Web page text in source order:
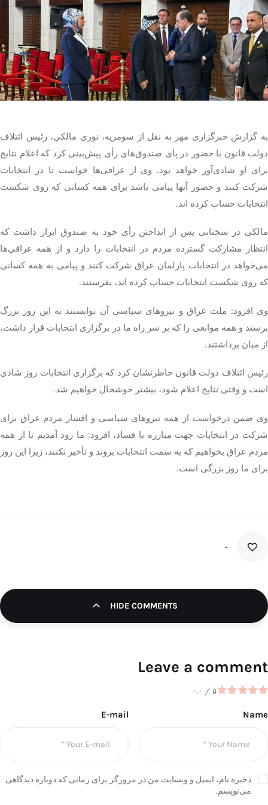
تک کده
پایگاه خبری آبان
خرید موتور ایمپلنت
به گزارش خبرگزاری مهر به نقل از سومریه، نوری مالکی، رئیس ائتلاف
دولت قانون با حضور در پای صندوق‌های رأی پیش‌بینی کرد که اعلام نتایج
برای او شادی‌آور خواهد بود. وی از عراقی‌ها خواست تا در انتخابات
شرکت کنند و حضور آنها پیامی باشد برای همه کسانی که روی شکست
انتخابات حساب کرده اند.
مالکی در سخنانی پس از انداختن رأی خود به صندوق ابراز داشت که
انتظار مشارکت گسترده مردم در انتخابات را دارد و از همه عراقی‌ها
می‌خواهد در انتخابات پارلمان عراق شرکت کنند و پیامی به همه کسانی
که روی شکست انتخابات حساب کرده اند، بفرستند.
وی افزود: ملت عراق و نیروهای سیاسی آن توانستند به این روز بزرگ
برسند و همه موانعی را که بر سر راه ما در برگزاری انتخابات قرار داشت،
از میان برداشتند.
رئیس ائتلاف دولت قانون خاطرنشان کرد که برگزاری انتخابات روز شادی
است و وقتی نتایج اعلام شود، بیشتر خوشحال خواهیم شد.
وی ضمن درخواست از همه نیروهای سیاسی و اقشار مردم عراق برای
شرکت در انتخابات جهت مبارزه با فساد، افزود: ما زود آمدیم تا از همه
مردم عراق بخواهیم که به سمت انتخابات بروند و تأخیر نکنند، زیرا این روز
برای ما روز بزرگی است.
۰
HIDE COMMENTS
Leave a comment
۰.۰ / ۵
Name
E-mail
ذخیره نام، ایمیل و وبسایت من در مرورگر برای زمانی که دوباره دیدگاهی
می‌نویسم.